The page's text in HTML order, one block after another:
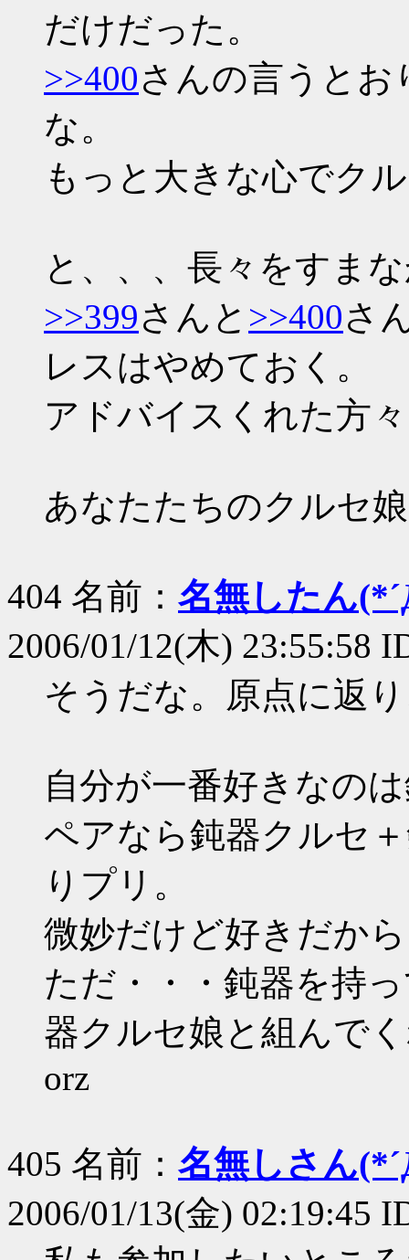
だけだった。
>>400さんの言うとお
な。
もっと大きな心でク
と、、、長々をすま
>>399さんと >>400さ
レスはやめておく。
アドバイスくれた方
あなたたちのクルセ
404 名前： 名無したん
2006/01/12(木) 23:55:58
そうだな。原点に返
自分が一番好きなの
ペアなら鈍器クルセ
りプリ。
微妙だけど好きだか
ただ・・・鈍器を持
器クルセ娘と組んで
orz
405 名前： 名無しさん
2006/01/13(金) 02:19:45